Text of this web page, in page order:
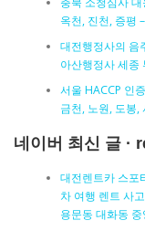
옥천, 진천, 증평
대전행정사의 음
아산행정사 세종
서울 HACCP 인
금천, 노원, 도봉,
네이버 최신 글 ·
대전렌트카 스포
차 여행 렌트 사
용문동 대화동